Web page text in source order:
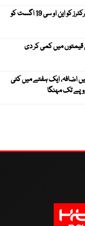
کیریبین پریمیئر لیگ ، قومی کرکٹرز کو این او سی 19 اگست کو
قیمتوں میں کمی کر دی
اضافہ، ایک ہفتے میں کئی